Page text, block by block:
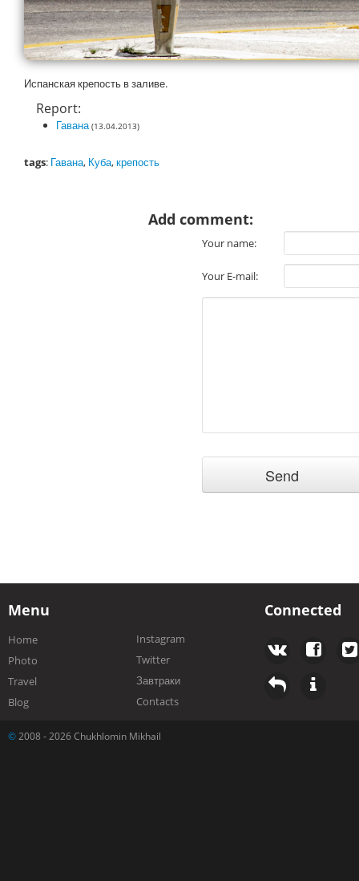
Испанская крепость в заливе.
Report:
Гавана (13.04.2013)
tags: Гавана, Куба,крепость
Add comment:
Your name:
Your E-mail:
Menu
Home
Photo
Travel
Blog
Instagram
Twitter
Завтраки
Contacts
Connected
© 2008 - 2026 Chukhlomin Mikhail